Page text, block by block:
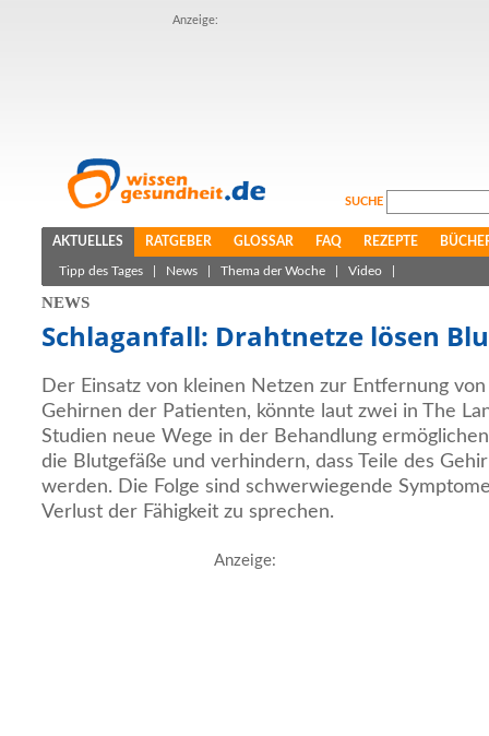
Anzeige:
SUCHE
AKTUELLES RATGEBER GLOSSAR FAQ REZEPTE
Tipp des Tages News Thema der Woche Video
NEWS
Schlaganfall: Drahtnetze lösen
Der Einsatz von kleinen Netzen zur Entfernung
Gehirnen der Patienten, könnte laut zwei in The
Studien neue Wege in der Behandlung
die Blutgefäße und verhindern, dass Teile des
werden. Die Folge sind schwerwiegende
Verlust der Fähigkeit zu sprechen.
Anzeige: